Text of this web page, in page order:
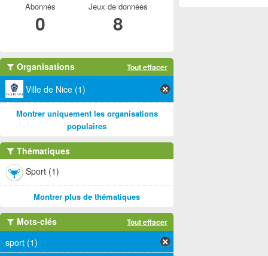
Abonnés
0
Jeux de données
8
Organisations Tout effacer
Ville de Nice (1)
Montrer uniquement les organisations
populaires
Thématiques
Sport (1)
Montrer plus de thématiques
Mots-clés Tout effacer
sport (1)